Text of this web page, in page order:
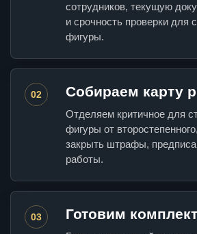
сотрудников, текущую
и срочность проверки для
фигуры.
02 Собираем карту
Отделяем критичное для
фигуры от
закрыть штрафы,
работы.
03 Готовим комплект